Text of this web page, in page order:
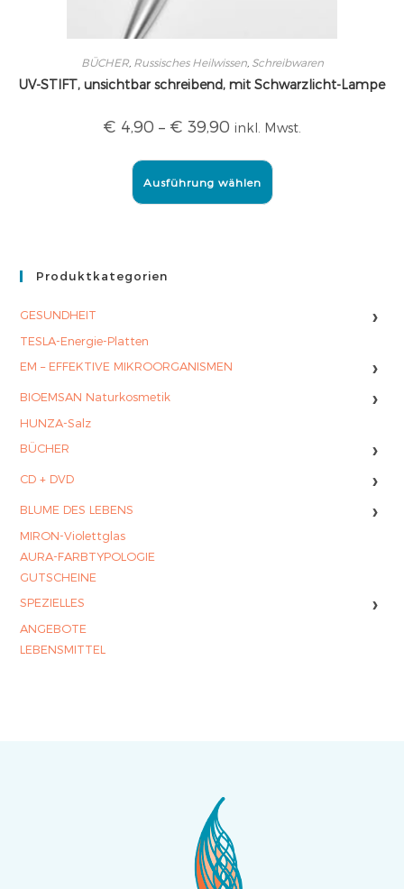
BÜCHER, Russisches Heilwissen, Schreibwaren
UV-STIFT, unsichtbar schreibend, mit Schwarzlicht-Lampe
€ 4,90 – € 39,90 inkl. Mwst.
Ausführung wählen
Produktkategorien
GESUNDHEIT ›
TESLA-Energie-Platten
EM – EFFEKTIVE MIKROORGANISMEN
›
BIOEMSAN Naturkosmetik ›
HUNZA-Salz
BÜCHER
›
CD + DVD ›
BLUME DES LEBENS ›
MIRON-Violettglas
AURA-FARBTYPOLOGIE
GUTSCHEINE
SPEZIELLES
›
ANGEBOTE
LEBENSMITTEL